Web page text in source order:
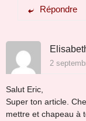
Répondre
2
Salut Eric,
Super ton article.
mettre et chapeau à